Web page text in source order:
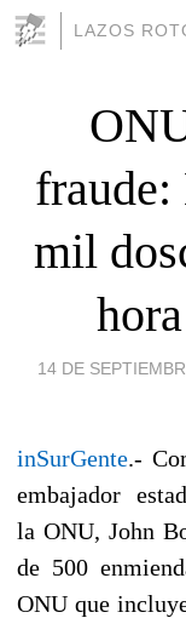
LAZOS
fraude:
mil
14 DE
inSurGente.-
embajador
la ONU, John
de 500
ONU que